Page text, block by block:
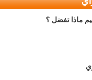
ماذا تفضل ؟